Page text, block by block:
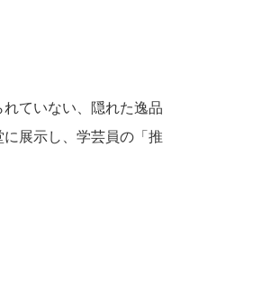
ていない、隠れた逸品
展示し、学芸員の「推